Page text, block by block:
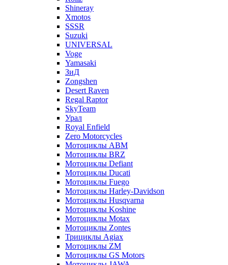
Shineray
Xmotos
SSSR
Suzuki
UNIVERSAL
Voge
Yamasaki
ЗиД
Zongshen
Desert Raven
Regal Raptor
SkyTeam
Урал
Royal Enfield
Zero Motorcycles
Мотоциклы ABM
Мотоциклы BRZ
Мотоциклы Defiant
Мотоциклы Ducati
Мотоциклы Fuego
Мотоциклы Harley-Davidson
Мотоциклы Husqvarna
Мотоциклы Koshine
Мотоциклы Motax
Мотоциклы Zontes
Трициклы Agiax
Мотоциклы ZM
Мотоциклы GS Motors